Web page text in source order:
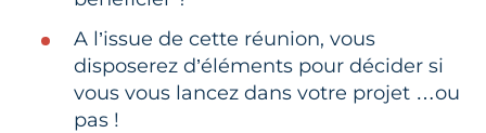
A l’issue de cette réunion, vous
disposerez d’éléments pour décider si
vous vous lancez dans votre projet …ou
pas !